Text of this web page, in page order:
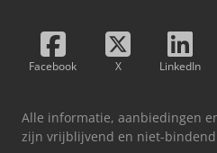
Facebook X LinkedIn
Alle informatie, aanbiedingen
zijn vrijblijvend en niet-